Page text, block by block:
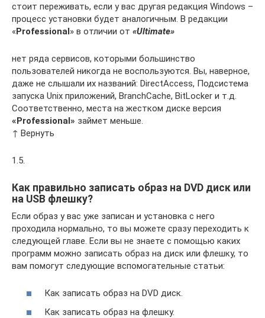
стоит переживать, если у вас другая редакция Windows –
процесс установки будет аналогичным. В редакции
«Professional» в отличии от «Ultimate»
нет ряда сервисов, которыми большинство
пользователей никогда не воспользуются. Вы, наверное,
даже не слышали их названий: DirectAccess, Подсистема
запуска Unix приложений, BranchCache, BitLocker и т.д.
Соответственно, места на жестком диске версия
«Professional» займет меньше.
↑ Вернуть
1.5.
Как правильно записать образ на DVD диск или
на USB флешку?
Если образ у вас уже записан и установка с него
проходила нормально, то вы можете сразу переходить к
следующей главе. Если вы не знаете с помощью каких
программ можно записать образ на диск или флешку, то
вам помогут следующие вспомогательные статьи:
Как записать образ на DVD диск.
Как записать образ на флешку.